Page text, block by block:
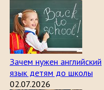
Зачем нужен английский
язык детям до школы
02.07.2026